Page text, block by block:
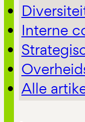
Interne
Alle